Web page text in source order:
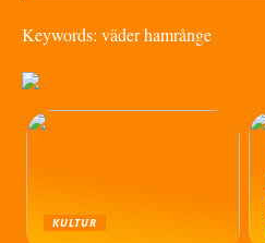
Keywords: väder hamrånge
KULTUR